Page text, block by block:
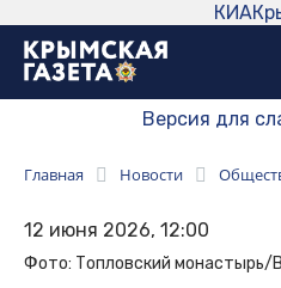
КИА
Версия для
Главная Новости
12 июня 2026, 12:00
Фото: Топловский монастырь/